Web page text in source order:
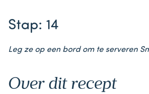
Stap: 14
Leg ze op een bord om te serveren
Over dit recept